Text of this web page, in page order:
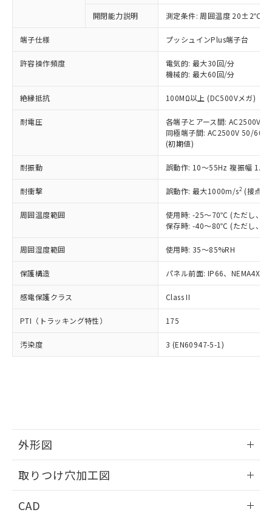
開閉能力説明 測定条件: 周囲温度 20±2℃、
端子仕様 プッシュインPlus端子台
許容操作頻度
電気的: 最大30回/分
機械的: 最大60回/分
絶縁抵抗 100MΩ以上 (DC500Vメガ)
耐電圧
各端子とアース間: AC2500V
同極端子間: AC2500V 50/
(初期値)
耐振動 誤動作: 10～55Hz 複振幅
耐衝撃 誤動作: 最大1000m/s2 (接点
周囲温度範囲
使用時: -25～70℃ (ただし、氷
保存時: -40～80℃ (ただし、氷
周囲湿度範囲 使用時: 35～85%RH
保護構造 パネル前面: IP66、NEMA4X,
感電保護クラス Class II
PTI（トラッキング特性） 175
汚染度 3 (EN60947-5-1)
外形図
取りつけ穴加工図
CAD
以下の条件をお読みいただき、同意のうえ
ご利用ください。
本サービスは、当社制御機器事業取扱
商品の当社在庫状況および標準価格
当社制御機器事業取扱商品の中には、
本サービスの対象外となる商品もある
ことをご了承ください。
在庫状況および標準価格照会結果は、
記載している更新日時点での社内デー
タに基づき作成されるものであり、閲
覧された時点での実際の在庫および標
準価格とは異なる場合があることをご
正式な納期状況および標準価格はお客
様のお取引先、またはお客様担当のオ
ムロン制御機器販売店・当社販売員に
オムロン制御機器販売店や当社販売拠
販売ネットワーク
」をご確認
ください。
在庫状況および標準価格結果を当社の
事前の承諾なく第三者に漏洩または開
マイパーツ機能（部品リスト作成サー
および当社の共同利用者が、当社の製
※当社の共同利用者とは、
の共同利用に関して"
の「1.共同利
対応予定なし：EU RoHS指令（10物質）の
非含有に非対応の商品で、対応品を出す予
定はありません。
調査・確認中：EU RoHS指令（10物質）の
非含有の対応状況を調査中または確認中の
非該当品：ライセンス料など無形物で、有
害物質有無と関係のない商品です。
いたものが、含有品と判明した場合などや
むを得ず変更することがあります。
六価クロム(Cr(Ⅵ)) 1000ppm以下、ポリ臭化ビフェニル
類(PBB) 1000ppm以下、ポリ臭化ジフェニルエーテル類
(PBDE) 1000ppm以下、フタル酸ビス(2-エチルヘキシ
ル) (DEHP)(別名：DOP) 1000ppm以下、フタル酸ブチ
ルベンジル（BBP） 1000ppm以下、フタル酸ジブチル
（DBP） 1000ppm以下、フタル酸ジイソブチル
(DIBP) 1000ppm以下
フタル酸エステル類の４物質については閾値を超える意
図的な使用がないことを確認しています。
※2 対応予定月
部品在庫の切り替え状況などにより、予定
月が前後することがあります。
とができます。
EU RoHS指令（10物質）の非含有証明書
※1 中国RoHS○×表
「○」：最大均質材料含有率が中国RoHSの
基準値以下であることを示します。
「×」：最大均質材料含有率が中国RoHSの
基準値を超えていることを示します。
「－」：未確認です。当社販売部門へお問
*中国RoHS10物質の基準値 (GB/T26572)：
Pb(鉛) :1000ppm、 Hg(水銀) : 1000ppm、 Cd(カドミウ
Cr(Ⅵ)(六価クロム) : 1000ppm、 PBBs(ポリ臭化ビフェ
ニル類) : 1000ppm、 PBDEs(ポリ臭化ジフェニルエーテ
DBP(フタル酸ジブチル) : 1000ppm、 DIBP(フタル酸ジ
イソブチル) : 1000ppm、 BBP(フタル酸ブチルベンジ
ル) : 1000ppm、
DEHP(フタル酸ビス(2-エチルヘキシル)) : 1000ppm
※2 環境保護使用期限
「ｅ」：有害物質（10物質）のすべてが基
準値以下であることを示します。
「10」：通常の使用状況下において有害物
質が外部に漏えいし、環境に深刻な影響を
当社は、これら貴社製品のうち、外国
為替および外国貿易法に定める商品
（以下｢規制貨物等」という）を輸出
または国外への提供する場合は、日本
国政府の輸出許可(または役務取引許
可)を取得するなどの必要な手続きを
当社は規制貨物を破棄する場合は、完
全に破砕するなど、違法に輸出されな
いよう必要な手段を講じます。
ル、化学兵器、生物兵器またはその他
武器並びにこれらの製造装置等に一切
使用いたしません。
当社は、貴社製品を第三者に販売する
場合は、上記1、2および3の内容を当
該第三者に通知します。また当社は、
販売先および販売に係わる関係者が違
法に輸出するおそれがある場合は、取
○ 一定数以上の在庫あり
一定数には満たないが在庫あり
在庫なし(最新の在庫状況につ
いては、お客様のお取引先、ま
たはお客様担当のオムロン制御
機器販売店・当社販売員にご確
認ください)
受注生産機種、また在庫状況の